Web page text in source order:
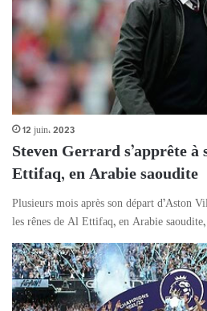
12 juin، 2023
Steven Gerrard s’apprête
Ettifaq, en Arabie saoudite
Plusieurs mois après son départ d’Aston
les rênes de Al Ettifaq, en Arabie